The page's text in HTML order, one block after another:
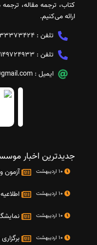
کتاب، ترجمه مقاله،
ارائه می‌کنیم.
تلفن :
تلفن :
ایمیل :
جدیدترین اخبار
آزمون
برگزاری 90 دوره آموزشی در مرکز آموزش فرهنگی دانشگاه علامه